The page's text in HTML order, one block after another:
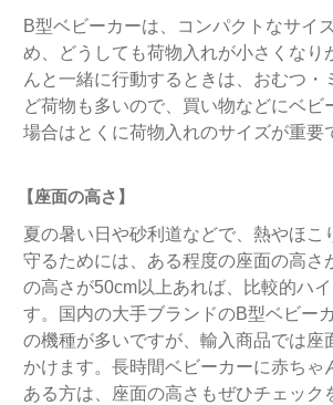
B型ベビーカーは、コンパクトなサイ
め、どうしても荷物入れが小さくなり
んと一緒に行動するときは、おむつ・
ど荷物も多いので、買い物などにベビ
場合はとくに荷物入れのサイズが重要
【座面の高さ】
夏の暑い日や砂利道などで、熱やほこ
守るためには、ある程度の座面の高さ
の高さが50cm以上あれば、比較的ハ
す。国内の大手ブランドのB型ベビー
の機種が多いですが、輸入商品では座
かけます。長時間ベビーカーに赤ちゃ
ある方は、座面の高さもぜひチェック